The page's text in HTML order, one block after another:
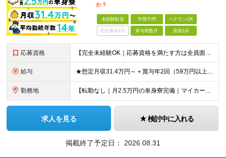
か？
未経験歓迎 学歴不問 ベテランOK
完全週休2日 賞与複数月 面接1回
応募資格 【完全未経験OK｜応募資格を満たす方は全員面接！】 ◎学歴不問／前職不問／転職回数不問 ◎自動車免許・英語力なども一切不問 ◎58歳以下の方（長期のキャリア形成を図るため） ブランクがある方、正社員
給与 ★想定月収31.4万円～＋賞与年2回（59万円以上） ★入社お祝い金15万円支給 ★水道+光熱費無料の家賃がリーズナブルな社員寮(単身寮)あり！ 月給24万5000円以上(基本給21万1000円＋業
勤務地 【転勤なし｜月2.5万円の単身寮完備｜マイカー・バイク通勤OK】 成田空港または空港関連施設での勤務となります。 お住まいや希望を考慮し、千葉市美浜区・四街道市への配属となる場合もあります。 【本社
求人を見る 検討中に入れる
掲載終了予定日： 2026.08.31